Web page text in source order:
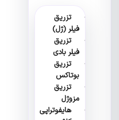
تزریق
فیلر (ژل)
تزریق
فیلر بادی
تزریق
بوتاکس
تزریق
مزوژل
هایفوتراپی